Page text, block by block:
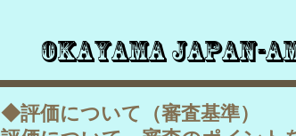
Okayama Japan-
◆評価について（審査基準）